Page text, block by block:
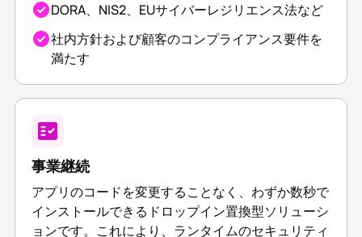
DORA、NIS2、EUサイバーレジリエンス法など
社内方針および顧客のコンプライアンス要件を
満たす
事業継続
アプリのコードを変更することなく、わずか数秒で
インストールできるドロップイン置換型ソリューシ
ョンです。これにより、ランタイムのセキュリティ